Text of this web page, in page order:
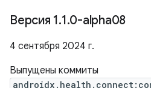
Версия 1.1.0-alpha08
4 сентября 2024 г.
Выпущены коммиты